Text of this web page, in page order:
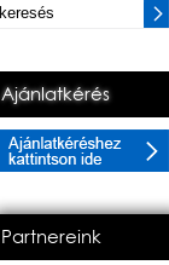
Ajánlatkérés
Partnereink